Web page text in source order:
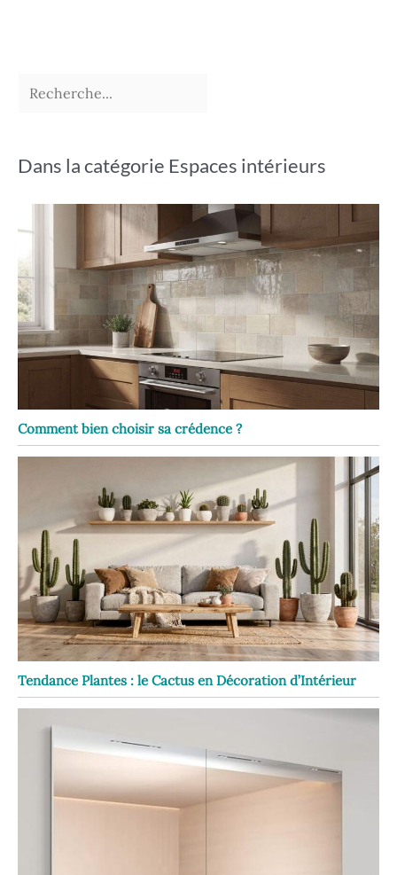
Dans la catégorie Espaces intérieurs
Comment bien choisir sa crédence ?
Tendance Plantes : le Cactus en Décoration d’Intérieur